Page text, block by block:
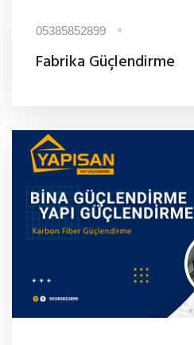
05385852899
Fabrika Güçlendirme